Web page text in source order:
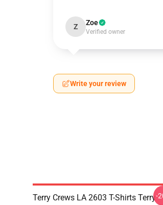
Z Zoe
Verified owner
Write your review
Terry Crews LA 2603 T-Shirts Terry-